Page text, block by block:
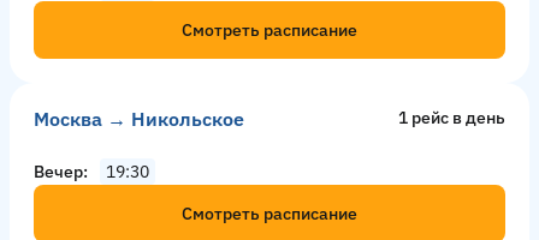
Смотреть расписание
Москва → Никольское 1 рейс в день
Вечер
19:30
Смотреть расписание